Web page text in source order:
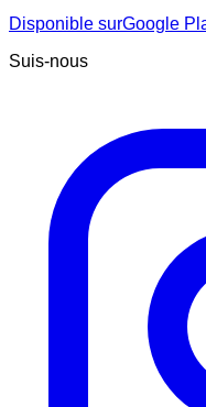
Disponible surGoogle
Suis-nous